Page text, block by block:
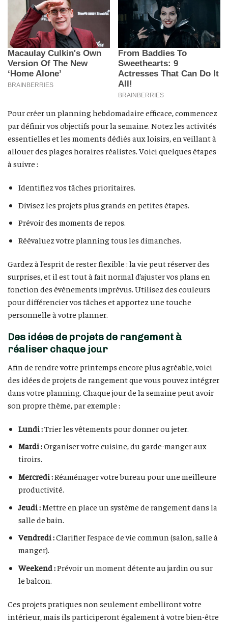
Pour créer un planning hebdomadaire efficace, commencez
par définir vos objectifs pour la semaine. Notez les activités
essentielles et les moments dédiés aux loisirs, en veillant à
allouer des plages horaires réalistes. Voici quelques étapes
à suivre :
Identifiez vos tâches prioritaires.
Divisez les projets plus grands en petites étapes.
Prévoir des moments de repos.
Réévaluez votre planning tous les dimanches.
Gardez à l’esprit de rester flexible : la vie peut réserver des
surprises, et il est tout à fait normal d’ajuster vos plans en
fonction des événements imprévus. Utilisez des couleurs
pour différencier vos tâches et apportez une touche
personnelle à votre planner.
Des idées de projets de rangement à
réaliser chaque jour
Afin de rendre votre printemps encore plus agréable, voici
des idées de projets de rangement que vous pouvez intégrer
dans votre planning. Chaque jour de la semaine peut avoir
son propre thème, par exemple :
Lundi :Trier les vêtements pour donner ou jeter.
Mardi :Organiser votre cuisine, du garde-manger aux
tiroirs.
Mercredi :Réaménager votre bureau pour une meilleure
productivité.
Jeudi :Mettre en place un système de rangement dans la
salle de bain.
Vendredi :Clarifier l’espace de vie commun (salon, salle à
manger).
Weekend :Prévoir un moment détente au jardin ou sur
le balcon.
Ces projets pratiques non seulement embelliront votre
intérieur, mais ils participeront également à votre bien-être